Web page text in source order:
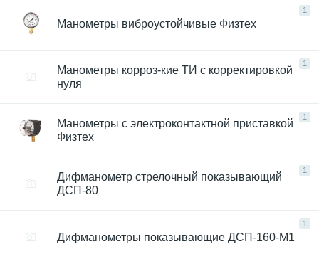
1
Манометры виброустойчивые Физтех
1
Манометры корроз-кие ТИ с корректировкой
нуля
1
Манометры с электроконтактной приставкой
Физтех
1
Дифманометр стрелочный показывающий
ДСП-80
1
Дифманометры показывающие ДСП-160-М1